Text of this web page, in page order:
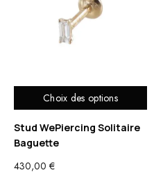
Choix des options
Stud WePiercing Solitaire
Baguette
430,00 €